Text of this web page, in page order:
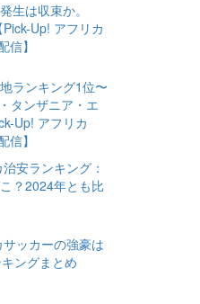
生は収束か。
Up! アフリカ
信】
ランキング1位〜
タンザニア・エ
Up! アフリカ
信】
安ランキング：
？2024年とも比
サッカーの強豪は
ングまとめ